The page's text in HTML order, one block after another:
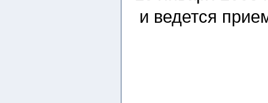
и ведется